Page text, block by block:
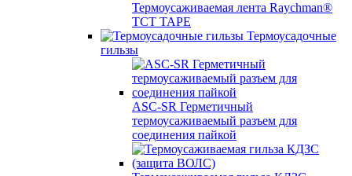
Термоусаживаемая лента Raychman®
TCT TAPE
Термоусадочные
гильзы
ASC‐SR Герметичный
термоусаживаемый разъем для
соединения пайкой